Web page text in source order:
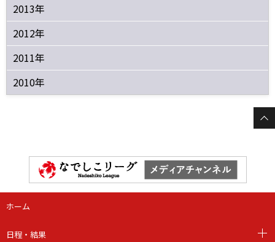
2013年
2012年
2011年
2010年
ホーム
日程・結果